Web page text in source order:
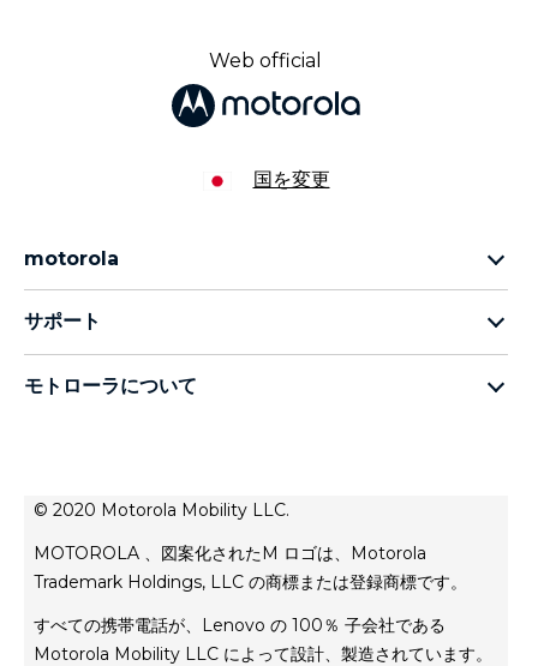
Web official
国を変更
motorola
moto g ファミリー
サポート
モトローラについて
プライバシー保護方針
利用規約
© 2020 Motorola Mobility LLC.
MOTOROLA 、図案化されたM ロゴは、Motorola
Trademark Holdings, LLC の商標または登録商標です。
すべての携帯電話が、Lenovo の 100％ 子会社である
Motorola Mobility LLC によって設計、製造されています。